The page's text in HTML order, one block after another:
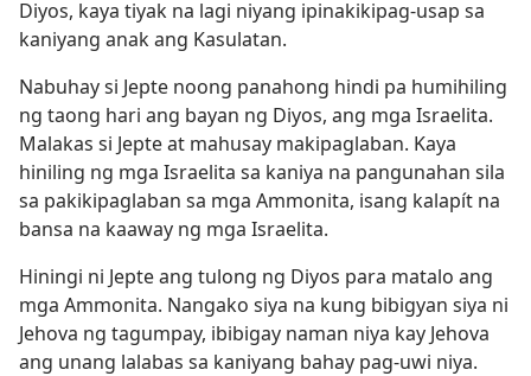
Diyos, kaya tiyak na lagi niyang ipinakikipag-usap sa
kaniyang anak ang Kasulatan.
Nabuhay si Jepte noong panahong hindi pa humihiling
ng taong hari ang bayan ng Diyos, ang mga Israelita.
Malakas si Jepte at mahusay makipaglaban. Kaya
hiniling ng mga Israelita sa kaniya na pangunahan sila
sa pakikipaglaban sa mga Ammonita, isang kalapít na
bansa na kaaway ng mga Israelita.
Hiningi ni Jepte ang tulong ng Diyos para matalo ang
mga Ammonita. Nangako siya na kung bibigyan siya ni
Jehova ng tagumpay, ibibigay naman niya kay Jehova
ang unang lalabas sa kaniyang bahay pag-uwi niya.